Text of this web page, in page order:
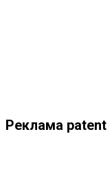
Реклама patent